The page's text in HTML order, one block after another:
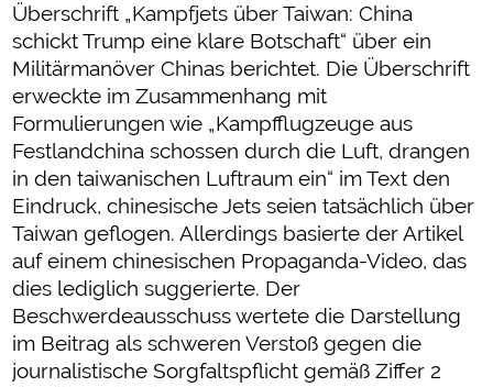
Überschrift „Kampfjets über Taiwan: China
schickt Trump eine klare Botschaft“ über ein
Militärmanöver Chinas berichtet. Die Überschrift
erweckte im Zusammenhang mit
Formulierungen wie „Kampfflugzeuge aus
Festlandchina schossen durch die Luft, drangen
in den taiwanischen Luftraum ein“ im Text den
Eindruck, chinesische Jets seien tatsächlich über
Taiwan geflogen. Allerdings basierte der Artikel
auf einem chinesischen Propaganda-Video, das
dies lediglich suggerierte. Der
Beschwerdeausschuss wertete die Darstellung
im Beitrag als schweren Verstoß gegen die
journalistische Sorgfaltspflicht gemäß Ziffer 2